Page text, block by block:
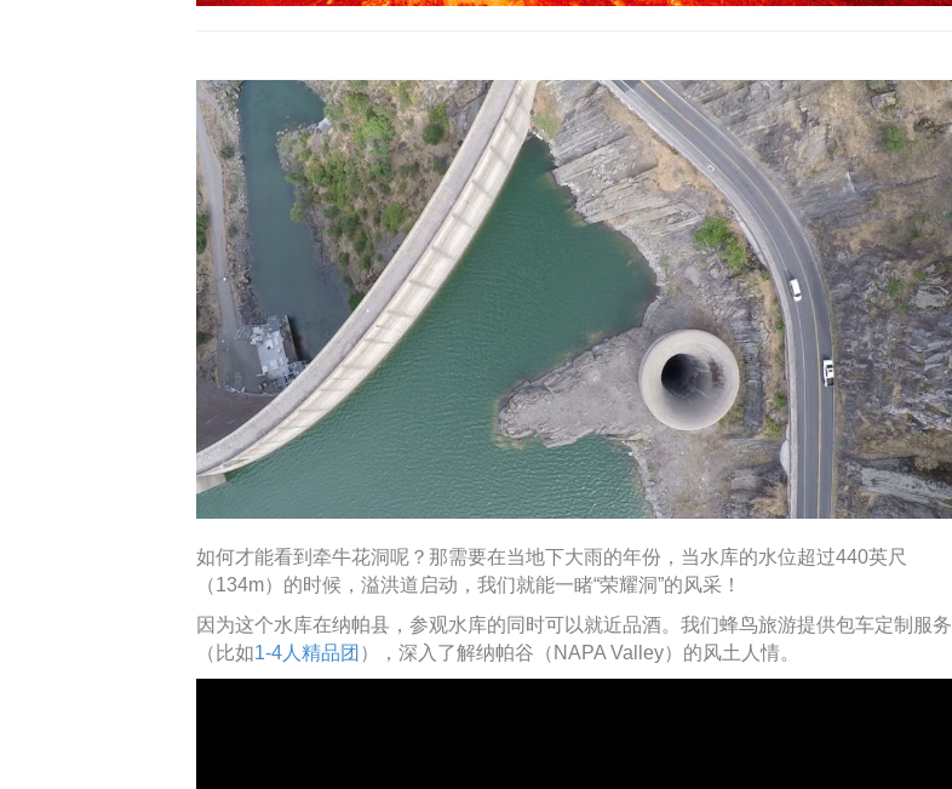
如何才能看到牵牛花洞呢？那需要在当地下大雨的年份，当水库的水位超过440英尺
（134m）的时候，溢洪道启动，我们就能一睹“荣耀洞”的风采！
因为这个水库在纳帕县，参观水库的同时可以就近品酒。我们蜂鸟旅游提供包车定制服务
（比如1-4人精品团 ），深入了解纳帕谷（NAPA Valley）的风土人情。